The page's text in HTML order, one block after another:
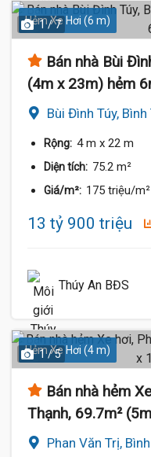
Hẻm Xe Hơi (6 m)
1 / 7
Bán nhà Bùi
(4m x 23m) hẻm
Bùi Đình Túy,
Rộng: 4 m x 22 m
Diện tích: 75.2 m²
Giá/m²: 175 triệu/m²
13 tỷ 900 triệu
Thúy An BĐS
Hẻm Xe Hơi (4 m)
1 / 5
Bán nhà hẻm
Thạnh, 69.7m²
Phan Văn Trị,